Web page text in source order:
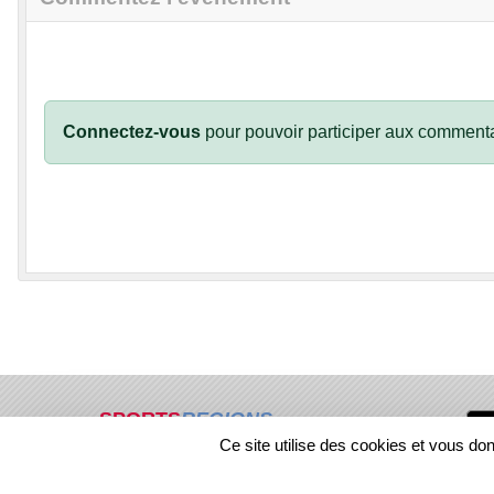
Connectez-vous pour pouvoir participer aux
SPORTSREGIONS
visites
Ce site utilise des cookies et vous